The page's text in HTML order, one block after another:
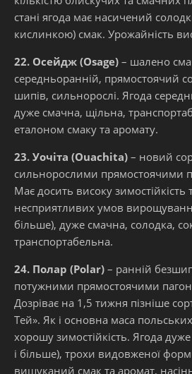
стані ягода має насичений
кислинкою) смак. Урожайність
22. Осейдж (Osage) – шалено
середньоранній, прямостоячий
шипів, сильнорослі. Ягода
дуже смачна, щільна,
еталоном смаку та аромату.
23. Уочіта (Ouachita) – новий
сильнорослими прямостоячими
Має досить високу зимостійкість
несприятливих умов
більше), дуже смачна, солодка,
транспортабельна.
24. Полар (Polar) – ранній
потужними прямостоячими
Дозріває на 1,5 тижня пізніше
Тей». Як і основна маса
хорошу зимостійкість. Ягода
і більше), трохи видовженої
вишуканий смак та аромат,